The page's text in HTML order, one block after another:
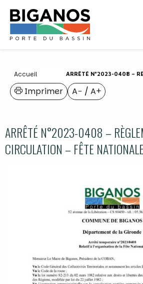
Accueil ARRÊTÉ N°2023-0408 – RÈGLEMENTANT LA CIRCULATION – FÊTE
A− / A+
Imprimer
ARRÊTÉ N°2023-0408 –
CIRCULATION – FÊTE NATIONALE